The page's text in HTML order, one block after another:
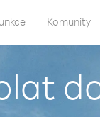
Komunity